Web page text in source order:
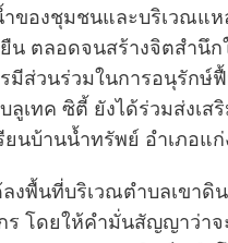
ของชุมชนและบริเวณแห
ตลอดจนสร้างจิตสำนึ
มีส่วนร่วมในการอนุรัก
ลูเทค ซิตี้ ยังได้ร่วมส่งเ
ยนบ้านน้ำทรัพย์ อำเภอแ
ง​พื้นที่​บริเวณ​ตำบลเขา​
ร ​โดย​ให้คำมั่นสัญญาว่า